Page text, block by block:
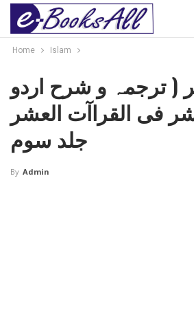
Home Islam
( ترجمہ و شرح اردو
فی القراآت العشر
جلد سوم
By Admin